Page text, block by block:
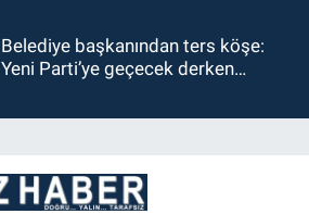
Belediye başkanından ters köşe:
Yeni Parti’ye geçecek derken…